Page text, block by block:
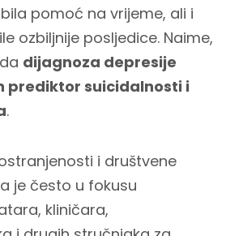
pomoć na vrijeme, ali i
ozbiljnije posljedice. Naime,
da dijagnoza depresije
prediktor suicidalnosti i
.
i društvene
je često u fokusu
kliničara,